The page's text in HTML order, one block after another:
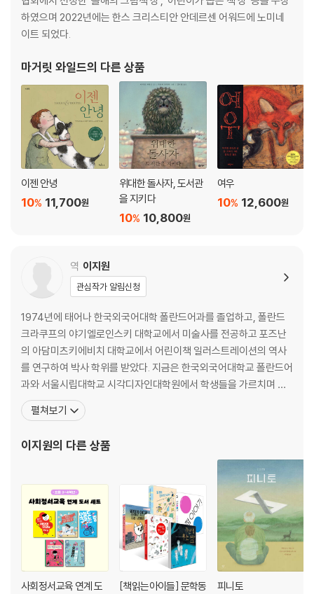
하였으며 2022년에는 한스 크리스티안 안데르센 어워드에 노미네
이트 되었다.
마거릿 와일드의 다른 상품
이젠 안녕
11,700원
10%
위대한 돌사자, 도서관
을 지키다
10,800원
10%
여우
12,600원
10%
역 이지원
관심작가 알림신청
1974년에 태어나 한국외국어대학 폴란드어과를 졸업하고, 폴란드
크라쿠프의 야기엘로인스키 대학교에서 미술사를 전공하고 포즈난
의 아담미츠키에비치 대학교에서 어린이책 일러스트레이션의 역사
를 연구하여 박사 학위를 받았다. 지금은 한국외국어대학교 폴란드어
과와 서울시립대학교 시각디자인대학원에서 학생들을 가르치며 그
림책 연구자, 큐레이터, 폴란드어 번역자로 일하고 있다. 안제이 사프
코프스키의 「위쳐」 시리즈, 야누시 코르차크의 『마치우시 왕 1세』,
람』, 『시간의 네 방향』, 『블룸카의 일기』, 『작은 발견』
펼쳐보기
이지원의 다른 상품
사회정서교육 연계 도
[책읽는아이들] 문학동
피니토